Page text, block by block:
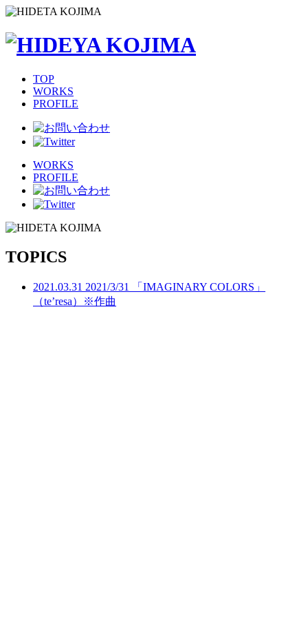
TOP
WORKS
PROFILE
WORKS
PROFILE
TOPICS
2021.03.31 2021/3/31 「IMAGINARY COLORS」
（te’resa）※作曲